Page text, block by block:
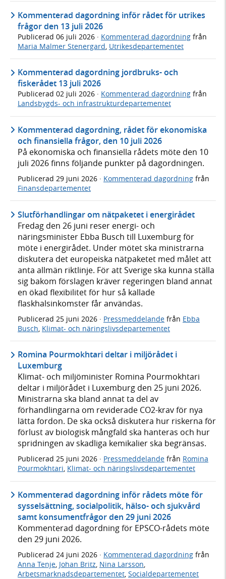
Kommenterad dagordning inför rådet för utrikes
frågor den 13 juli 2026
Publicerad 06 juli 2026 · Kommenterad dagordning från
Maria Malmer Stenergard Utrikesdepartementet
Kommenterad dagordning jordbruks- och
fiskerådet 13 juli 2026
Publicerad 02 juli 2026 · Kommenterad dagordning från
Landsbygds- och infrastrukturdepartementet
Kommenterad dagordning, rådet för ekonomiska
och finansiella frågor, den 10 juli 2026
På ekonomiska och finansiella rådets möte den 10
juli 2026 finns följande punkter på dagordningen.
Publicerad 29 juni 2026 · Kommenterad dagordning från
Finansdepartementet
Slutförhandlingar om nätpaketet i energirådet
Fredag den 26 juni reser energi- och
näringsminister Ebba Busch till Luxemburg för
möte i energirådet. Under mötet ska ministrarna
diskutera det europeiska nätpaketet med målet att
anta allmän riktlinje. För att Sverige ska kunna ställa
sig bakom förslagen kräver regeringen bland annat
en ökad flexibilitet för hur så kallade
flaskhalsinkomster får användas.
Publicerad 25 juni 2026 · Pressmeddelande från Ebba
Busch Klimat- och näringslivsdepartementet
Romina Pourmokhtari deltar i miljörådet i
Luxemburg
Klimat- och miljöminister Romina Pourmokhtari
deltar i miljörådet i Luxemburg den 25 juni 2026.
Ministrarna ska bland annat ta del av
förhandlingarna om reviderade CO2-krav för nya
lätta fordon. De ska också diskutera hur riskerna för
förlust av biologisk mångfald ska hanteras och hur
spridningen av skadliga kemikalier ska begränsas.
Publicerad 25 juni 2026 · Pressmeddelande från Romina
Pourmokhtari, Klimat- och näringslivsdepartementet
Kommenterad dagordning inför rådets möte för
sysselsättning, socialpolitik, hälso- och sjukvård
samt konsumentfrågor den 29 juni 2026
Kommenterad dagordning för EPSCO-rådets möte
den 29 juni 2026.
Publicerad 24 juni 2026 · Kommenterad dagordning från
Anna Tenje, Johan Britz, Nina Larsson,
Arbetsmarknadsdepartementet, Socialdepartementet